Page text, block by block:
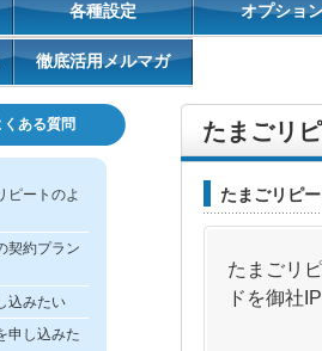
各種設定 オプショ
徹底活用メルマガ
ある質問
ピートのよ
契約プラン
込みたい
申し込みた
たまごリ
たまごリピ
たまごリ
ドを御社